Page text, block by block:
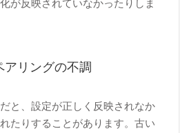
が反映されていなかったりしま
アリングの不調
と、設定が正しく反映されなか
たりすることがあります。古い